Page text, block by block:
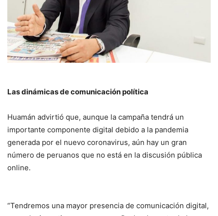
Las dinámicas de comunicación política
Huamán advirtió que, aunque la campaña tendrá un
importante componente digital debido a la pandemia
generada por el nuevo coronavirus, aún hay un gran
número de peruanos que no está en la discusión pública
online.
“Tendremos una mayor presencia de comunicación digital,